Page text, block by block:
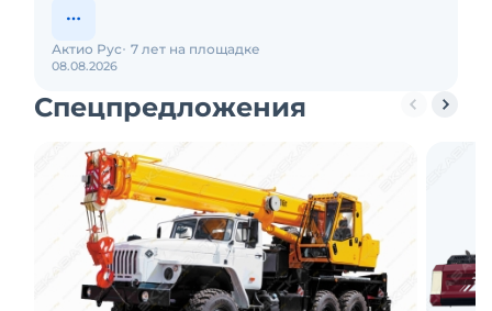
08.08.2026
Актио Рус 7 лет на площадке
Спецпредложения